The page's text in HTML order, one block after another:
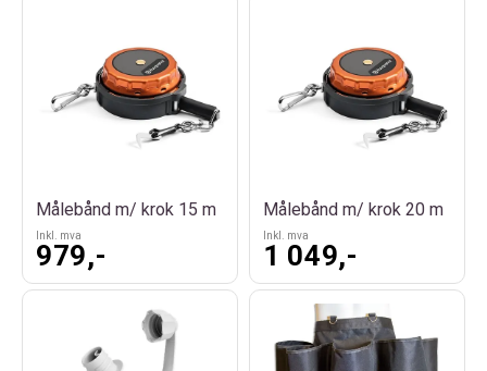
Målebånd m/ krok 15 m
Inkl. mva
979,-
Målebånd m/ krok 20 m
Inkl. mva
1 049,-